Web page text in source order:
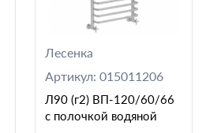
Лесенка
Артикул: 015011206
Л90 (г2) ВП-120/60/66
с полочкой водяной